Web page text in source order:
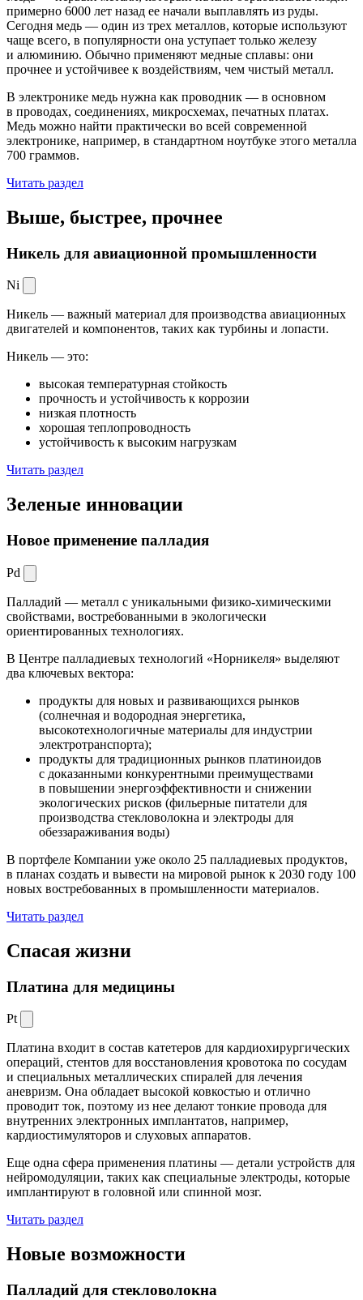
примерно 6000 лет назад ее начали выплавлять из руды.
Сегодня медь — один из трех металлов, которые используют
чаще всего, в популярности она уступает только железу
и алюминию. Обычно применяют медные сплавы: они
прочнее и устойчивее к воздействиям, чем чистый металл.
В электронике медь нужна как проводник — в основном
в проводах, соединениях, микросхемах, печатных платах.
Медь можно найти практически во всей современной
электронике, например, в стандартном ноутбуке этого металла
700 граммов.
Читать раздел
Выше, быстрее, прочнее
Никель для авиационной промышленности
Ni
Никель — важный материал для производства авиационных
двигателей и компонентов, таких как турбины и лопасти.
Никель — это:
высокая температурная стойкость
прочность и устойчивость к коррозии
низкая плотность
хорошая теплопроводность
устойчивость к высоким нагрузкам
Читать раздел
Зеленые инновации
Новое применение палладия
Pd
Палладий — металл с уникальными физико-химическими
свойствами, востребованными в экологически
ориентированных технологиях.
В Центре палладиевых технологий «Норникеля» выделяют
два ключевых вектора:
продукты для новых и развивающихся рынков
(солнечная и водородная энергетика,
высокотехнологичные материалы для индустрии
электротранспорта);
продукты для традиционных рынков платиноидов
с доказанными конкурентными преимуществами
в повышении энергоэффективности и снижении
экологических рисков (фильерные питатели для
производства стекловолокна и электроды для
обеззараживания воды)
В портфеле Компании уже около 25 палладиевых продуктов,
в планах создать и вывести на мировой рынок к 2030 году 100
новых востребованных в промышленности материалов.
Читать раздел
Спасая жизни
Платина для медицины
Pt
Платина входит в состав катетеров для кардиохирургических
операций, стентов для восстановления кровотока по сосудам
и специальных металлических спиралей для лечения
аневризм. Она обладает высокой ковкостью и отлично
проводит ток, поэтому из нее делают тонкие провода для
внутренних электронных имплантатов, например,
кардиостимуляторов и слуховых аппаратов.
Еще одна сфера применения платины — детали устройств для
нейромодуляции, таких как специальные электроды, которые
имплантируют в головной или спинной мозг.
Читать раздел
Новые возможности
Палладий для стекловолокна